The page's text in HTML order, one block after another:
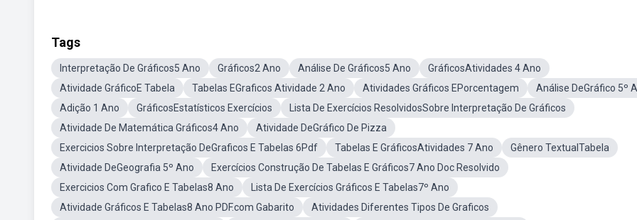
Tags
Interpretação De Gráficos5 Ano Gráficos2 Ano Análise De Gráficos5 Ano
GráficosAtividades 4 Ano
Atividade GráficoE Tabela
Tabelas EGraficos Atividade 2 Ano Atividades Gráficos EPorcentagem
Análise DeGráfico 5º
Adição 1 Ano
GráficosEstatísticos Exercícios
Lista De Exercícios ResolvidosSobre Interpretação De Gráficos
Atividade De Matemática Gráficos4 Ano
Atividade DeGráfico De Pizza
Exercicios Sobre Interpretação DeGraficos E Tabelas 6Pdf
Tabelas E GráficosAtividades 7 Ano
Gênero TextualTabela
Atividade DeGeografia 5º Ano
Exercícios Construção De Tabelas E Gráficos7 Ano Doc Resolvido
Exercicios Com Grafico E Tabelas8 Ano
Lista De Exercícios Gráficos E Tabelas7º Ano
Atividade Gráficos E Tabelas8 Ano PDF.com Gabarito
Atividades Diferentes Tipos De Graficos